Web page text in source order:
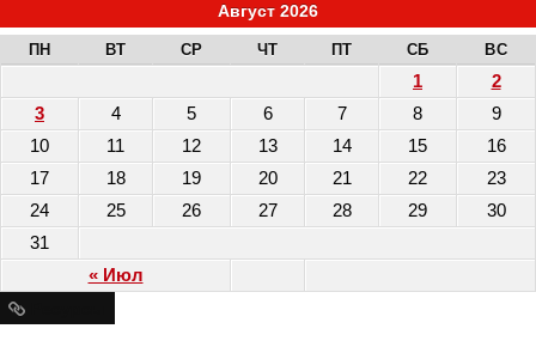
Август 2026
ПН ВТ СР ЧТ ПТ СБ ВС
« Июл
1
2
3
4 5 6 7 8
9
10
11 12 13 14 15
16
17
18 19 20 21 22
23
24
25 26 27 28 29
30
31